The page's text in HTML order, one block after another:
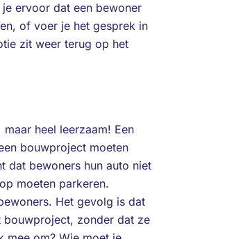
ervoor dat een bewoner
of voer je het gesprek in
zit weer terug op het
heel leerzaam! Een
bouwproject moeten
dat bewoners hun auto niet
moeten parkeren.
Het gevolg is dat
bouwproject, zonder dat ze